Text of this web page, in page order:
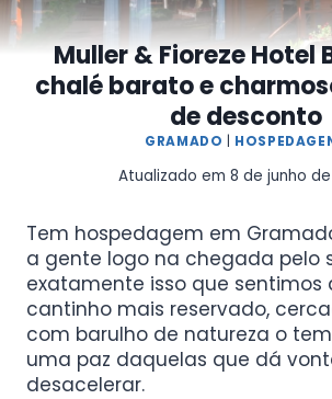
Muller & Fioreze Hotel
chalé barato e
de desconto
GRAMADO
Atualizado em 8 de junho
Tem hospedagem em
a gente logo na chegada pelo
exatamente isso que sentimos
cantinho mais reservado,
com barulho de natureza o
uma paz daquelas que dá
desacelerar.